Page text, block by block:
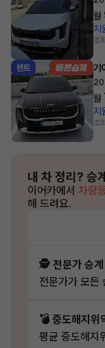
월
지
조
렌트 기
월
지
조
내 차 정리? 승
이어카에서 차량
해 드려요.
🕵️ 전문가 승계
전문가가 모든
💣 중도해지위
평균 중도해지